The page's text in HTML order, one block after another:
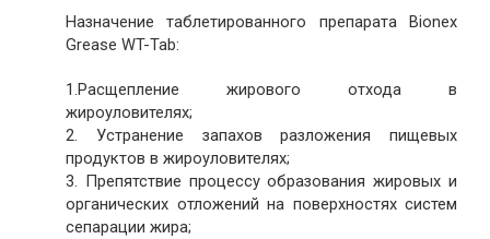
Назначение таблетированного препарата Bionex
Grease WT-Tab:
1.Расщепление жирового отхода в
жироуловителях;
2. Устранение запахов разложения пищевых
продуктов в жироуловителях;
3. Препятствие процессу образования жировых и
органических отложений на поверхностях систем
сепарации жира;